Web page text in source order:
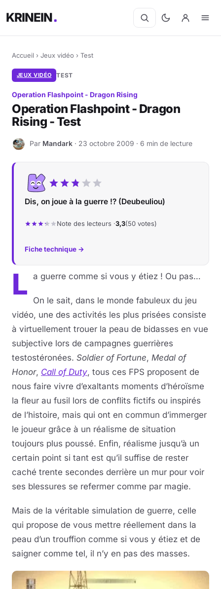
KRINEIN
Accueil › Jeux vidéo › Test
JEUX VIDÉO TEST
Operation Flashpoint - Dragon Rising
Operation Flashpoint - Dragon
Rising - Test
M Par Mandark · 23 octobre 2009 · 6 min de lecture
Dis, on joue à la guerre !? (Deubeuliou)
Note des lecteurs ·3,3(50 votes)
Fiche technique →
L a guerre comme si vous y étiez ! Ou pas…
On le sait, dans le monde fabuleux du jeu
vidéo, une des activités les plus prisées consiste
à virtuellement trouer la peau de bidasses en vue
subjective lors de campagnes guerrières
testostéronées. Soldier of Fortune, Medal of
Honor, Call of Duty, tous ces FPS proposent de
nous faire vivre d’exaltants moments d’héroïsme
la fleur au fusil lors de conflits fictifs ou inspirés
de l’histoire, mais qui ont en commun d’immerger
le joueur grâce à un réalisme de situation
toujours plus poussé. Enfin, réalisme jusqu’à un
certain point si tant est qu’il suffise de rester
caché trente secondes derrière un mur pour voir
ses blessures se refermer comme par magie.
Mais de la véritable simulation de guerre, celle
qui propose de vous mettre réellement dans la
peau d’un trouffion comme si vous y étiez et de
saigner comme tel, il n’y en pas des masses.